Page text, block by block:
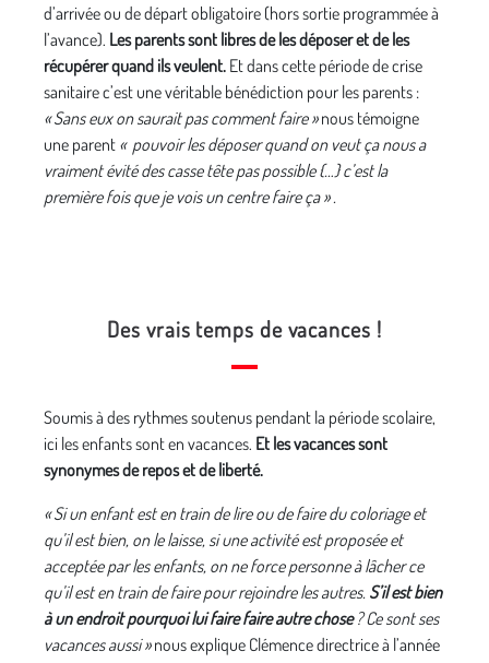
d’arrivée ou de départ obligatoire (hors sortie programmée à
l’avance). Les parents sont libres de les déposer et de les
récupérer quand ils veulent. Et dans cette période de crise
sanitaire c’est une véritable bénédiction pour les parents :
« Sans eux on saurait pas comment faire »nous témoigne
une parent « pouvoir les déposer quand on veut ça nous a
vraiment évité des casse tête pas possible {…} c’est la
première fois que je vois un centre faire ça » .
Des vrais temps de vacances !
Soumis à des rythmes soutenus pendant la période scolaire,
ici les enfants sont en vacances. Et les vacances sont
synonymes de repos et de liberté.
« Si un enfant est en train de lire ou de faire du coloriage et
qu’il est bien, on le laisse, si une activité est proposée et
acceptée par les enfants, on ne force personne à lâcher ce
qu’il est en train de faire pour rejoindre les autres. S’il est bien
à un endroit pourquoi lui faire faire autre chose? Ce sont ses
vacances aussi »nous explique Clémence directrice à l’année